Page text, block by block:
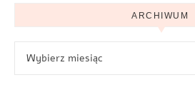
ARCHIWUM